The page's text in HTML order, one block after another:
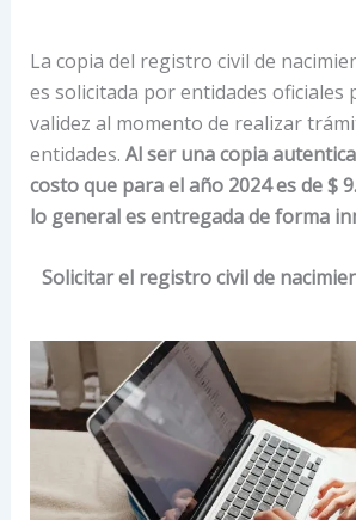
La copia del registro civil de
es solicitada por entidades oficiales
validez al momento de realizar
entidades. Al ser una copia
costo que para el año 2024 es de $
lo general es entregada de forma
Solicitar el registro civil de